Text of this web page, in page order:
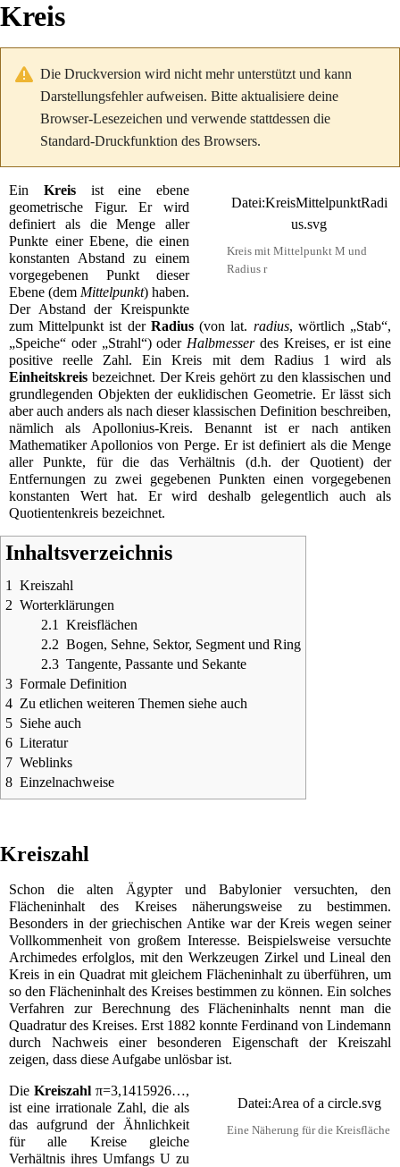
Kreis
Die Druckversion wird nicht mehr unterstützt und kann
Darstellungsfehler aufweisen. Bitte aktualisiere deine
Browser-Lesezeichen und verwende stattdessen die
Standard-Druckfunktion des Browsers.
Datei:KreisMittelpunktRadi
us.svg
Kreis mit Mittelpunkt M und
Radius r
Ein Kreisist eine ebene
geometrische Figur. Er wird
definiert als dieMenge aller
Punkte einer Ebene, die einen
konstanten
Abstand zu einem
vorgegebenen Punkt dieser
Ebene (dem Mittelpunkt) haben.
Der Abstand der Kreispunkte
zum Mittelpunkt ist der Radius(vonlat. radius, wörtlich „Stab“,
„Speiche“ oder „Strahl“) oder Halbmesserdes Kreises, er ist eine
positive
reelle Zahl. Ein Kreis mit dem Radius 1 wird als
Einheitskreis bezeichnet. Der Kreis gehört zu den klassischen und
grundlegenden Objekten dereuklidischen Geometrie. Er lässt sich
aber auch anders als nach dieser klassischen Definition beschreiben,
nämlich als Apollonius-Kreis. Benannt ist er nach antiken
Mathematiker Apollonios von Perge. Er ist definiert als dieMenge
allerPunkte, für die dasVerhältnis (d.h. der Quotient) der
Entfernungen zu zwei gegebenen Punkten einen vorgegebenen
konstanten Wert hat. Er wird deshalb gelegentlich auch als
Quotientenkreis bezeichnet.
Inhaltsverzeichnis
1
Kreiszahl
2 Worterklärungen
2.1
Kreisflächen
2.2 Bogen, Sehne, Sektor, Segment und Ring
2.3 Tangente, Passante und Sekante
3 Formale Definition
4 Zu etlichen weiteren Themen siehe auch
5 Siehe auch
6 Literatur
7 Weblinks
8 Einzelnachweise
Kreiszahl
Schon die alten Ägypterund Babylonierversuchten, den
Flächeninhalt des Kreises näherungsweise zu bestimmen.
Besonders in der griechischen Antike war der Kreis wegen seiner
Vollkommenheit von großem Interesse. Beispielsweise versuchte
Archimedes erfolglos, mit den Werkzeugen Zirkel undLineal den
Kreis in ein Quadrat mit gleichem Flächeninhalt zu überführen, um
so den Flächeninhalt des Kreises bestimmen zu können. Ein solches
Verfahren zur Berechnung des Flächeninhalts nennt man die
Quadratur des Kreises. Erst 1882 konnte Ferdinand von Lindemann
durch Nachweis einer besonderen Eigenschaft der Kreiszahl
zeigen, dass diese Aufgabe unlösbar ist.
Datei:Area of a circle.svg
Eine Näherung für die Kreisfläche
Die Kreiszahl π=3,141 5926…,
ist eine irrationale Zahl, die als
das aufgrund der Ähnlichkeit
für alle Kreise gleiche
Verhältnis ihres Umfangs U zu